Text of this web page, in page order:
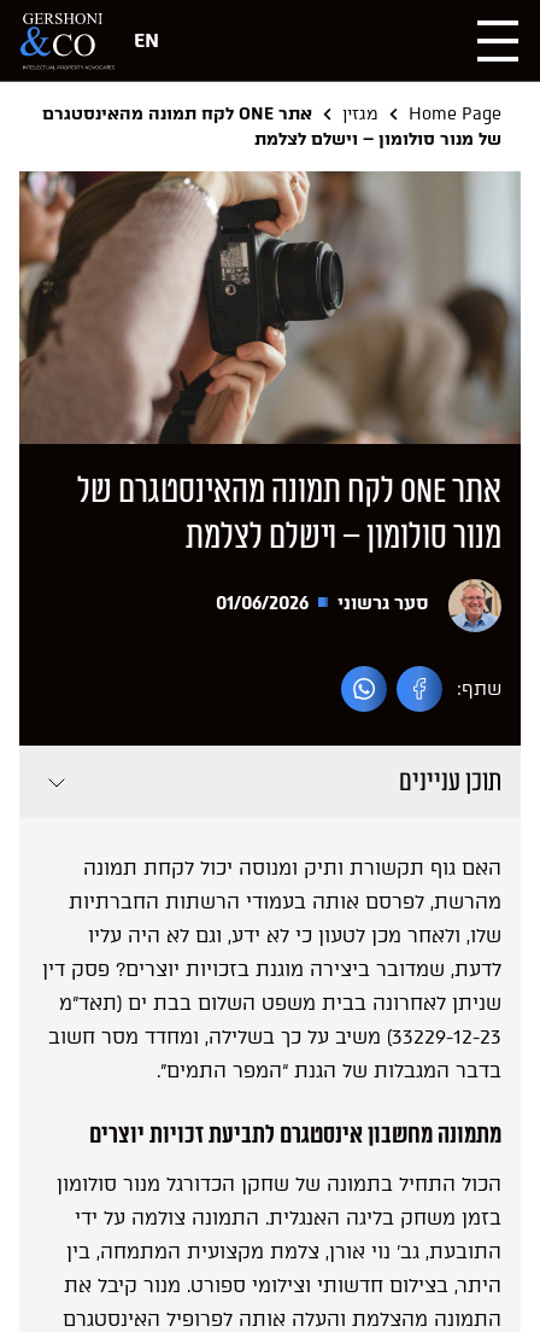
EN
Home Page מגזין
אתר ONE לקח תמונה מהאינסטגרם
של מנור סולומון – וישלם לצלמת
אתר ONE לקח תמונה מהאינסטגרם של
מנור סולומון – וישלם לצלמת
סער גרשוני 01/06/2026
שתף:
תוכן עניינים
האם גוף תקשורת ותיק ומנוסה יכול לקחת תמונה
מהרשת, לפרסם אותה בעמודי הרשתות החברתיות
שלו, ולאחר מכן לטעון כי לא ידע, וגם לא היה עליו
לדעת, שמדובר ביצירה מוגנת בזכויות יוצרים? פסק דין
שניתן לאחרונה בבית משפט השלום בבת ים (תאד”מ
33229-12-23) משיב על כך בשלילה, ומחדד מסר חשוב
בדבר המגבלות של הגנת “המפר התמים”.
מתמונה מחשבון אינסטגרם לתביעת זכויות יוצרים
הכול התחיל בתמונה של שחקן הכדורגל מנור סולומון
בזמן משחק בליגה האנגלית. התמונה צולמה על ידי
התובעת, גב’ נוי אורן, צלמת מקצועית המתמחה, בין
היתר, בצילום חדשותי וצילומי ספורט. מנור קיבל את
התמונה מהצלמת והעלה אותה לפרופיל האינסטגרם